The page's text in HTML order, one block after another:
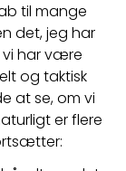
til mange
det, jeg har
vi har være
og taktisk
at se, om vi
er flere